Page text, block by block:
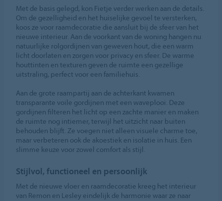
Met de basis gelegd, kon Fietje verder werken aan de details.
Om de gezelligheid en het huiselijke gevoel te versterken,
koos ze voor raamdecoratie die aansluit bij de sfeer van het
nieuwe interieur. Aan de voorkant van de woning hangen nu
natuurlijke rolgordijnen van geweven hout, die een warm
licht doorlaten en zorgen voor privacy en sfeer. De warme
houttinten en texturen geven de ruimte een gezellige
uitstraling, perfect voor een familiehuis.
Aan de grote raampartij aan de achterkant kwamen
transparante voile gordijnen met een waveplooi. Deze
gordijnen filteren het licht op een zachte manier en maken
de ruimte nog intiemer, terwijl het uitzicht naar buiten
behouden blijft. Ze voegen niet alleen visuele charme toe,
maar verbeteren ook de akoestiek en isolatie in huis. Een
slimme keuze voor zowel comfort als stijl.
Stijlvol, functioneel en persoonlijk
Met de nieuwe vloer en raamdecoratie kreeg het interieur
van Remon en Lesley eindelijk de harmonie waar ze naar